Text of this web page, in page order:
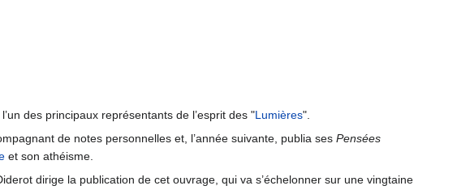
des principaux représentants de l’esprit des "Lumières".
de notes personnelles et, l’année suivante, publia ses Pensées
et son athéisme.
dirige la publication de cet ouvrage, qui va s’échelonner sur une vingtaine